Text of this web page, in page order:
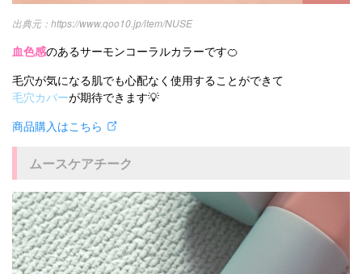
https://www.qoo10.jp/item/NUSE
血色感のあるサーモンコーラルカラーです🍊
毛穴が気になる肌でも心配なく使用することができて
毛穴カバーが期待できます💡
商品購入はこちら
ムースケアチーク